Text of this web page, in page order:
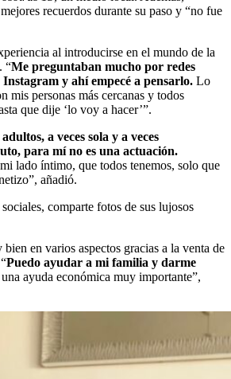
recuerdos durante su paso y “no fue
al introducirse en el mundo de la
“Me preguntaban mucho por redes
Instagram y ahí empecé a pensarlo. Lo
mis personas más cercanas y todos
que dije ‘lo voy a hacer’”.
a veces sola y a veces
para mí no es una actuación.
lado íntimo, que todos tenemos, solo que
añadió.
comparte fotos de sus lujosos
en varios aspectos gracias a la venta de
Puedo ayudar a mi familia y darme
ayuda económica muy importante”,